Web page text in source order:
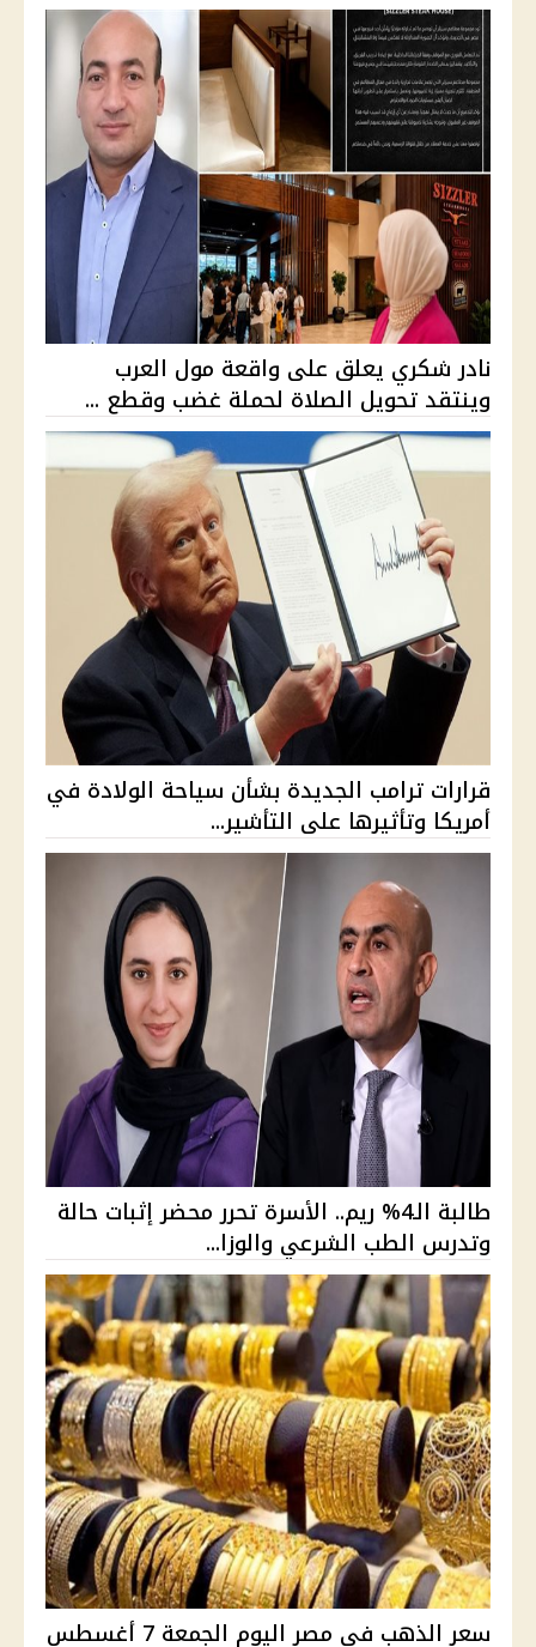
نادر شكري يعلق على واقعة مول العرب
وينتقد تحويل الصلاة لحملة غضب وقطع ...
قرارات ترامب الجديدة بشأن سياحة الولادة في
أمريكا وتأثيرها على التأشير...
طالبة الـ4% ريم.. الأسرة تحرر محضر إثبات حالة
وتدرس الطب الشرعي والوزا...
سعر الذهب في مصر اليوم الجمعة 7 أغسطس